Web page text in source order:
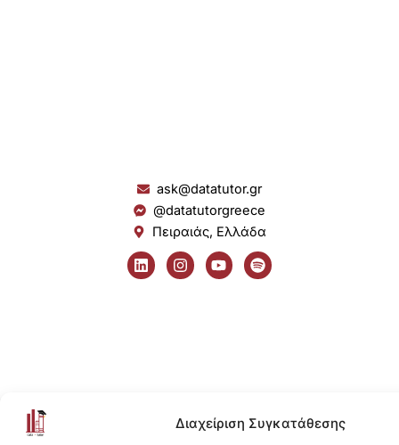
Διαχείριση Συγκατάθεσης
ask@datatutor.gr
@datatutorgreece
Πειραιάς, Ελλάδα
L
i
n
I
n
s
Y
o
u
S
p
o